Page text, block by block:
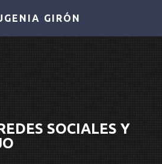
GIRÓN
SOCIALES Y